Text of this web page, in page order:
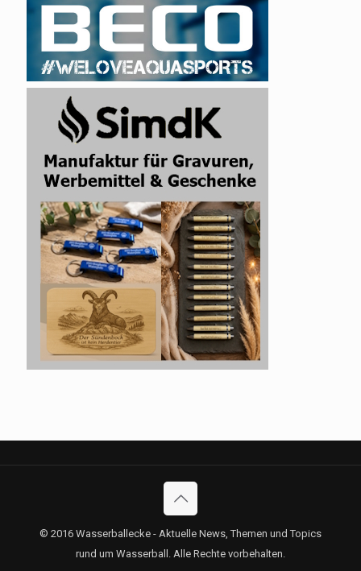
© 2016 Wasserballecke - Aktuelle News, Themen und Topics
rund um Wasserball. Alle Rechte vorbehalten.